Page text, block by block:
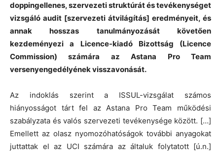
doppingellenes, szervezeti struktúrát és tevékenységet
vizsgáló audit [szervezeti átvilágítás] eredményeit, és
annak hosszas tanulmányozását követően
kezdeményezi a Licence-kiadó Bizottság (Licence
Commission) számára az Astana Pro Team
versenyengedélyének visszavonását.
Az indoklás szerint a ISSUL-vizsgálat számos
hiányosságot tárt fel az Astana Pro Team működési
szabályzata és valós szervezeti tevékenysége között. […]
Emellett az olasz nyomozóhatóságok további anyagokat
juttattak el az UCI számára az általuk folytatott [ú.n.]